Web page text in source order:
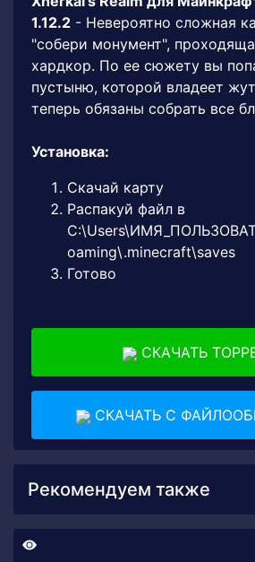
1.12.2 - Невероятно сложная
"собери монумент",
хардкор. По ее сюжету вы
пустыню, которой владеет
теперь обязаны собрать все
Установка:
Скачай карту
Распакуй файл в
oaming\.minecraft\saves
Готово
СКАЧАТЬ
СКАЧАТЬ С
Рекомендуем также